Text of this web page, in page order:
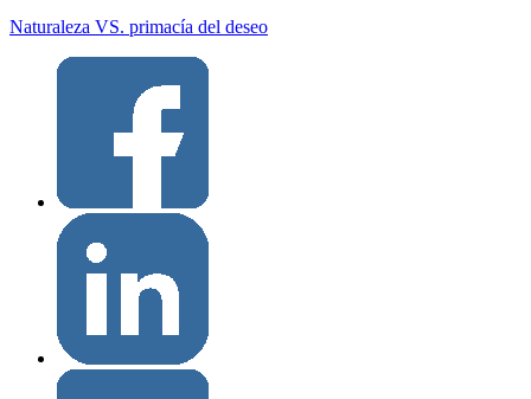
Naturaleza VS. primacía del deseo